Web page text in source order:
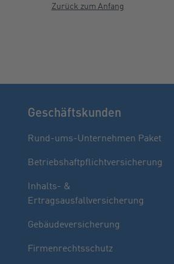
Zurück zum Anfang
Geschäftskunden
Rund-ums-Unternehmen Paket
Betriebshaftpflichtversicherung
Inhalts- &
Ertragsausfallversicherung
Gebäudeversicherung
Firmenrechtsschutz